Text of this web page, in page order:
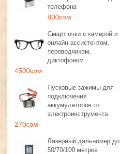
телефона
800сом
Смарт очки с камерой и
онлайн ассистентом,
переводчиком,
диктофоном
4500сом
Пусковые зажимы для
подключения
аккумуляторов от
электроинструмента
270сом
Лазерный дальномер до
50/70/100 метров